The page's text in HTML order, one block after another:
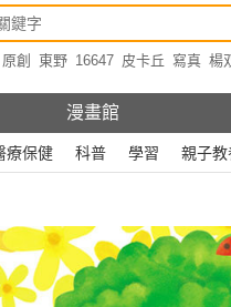
原創 東野 16647 皮卡丘 寫真 楊
漫畫館
療保健 科普 學習 親子教